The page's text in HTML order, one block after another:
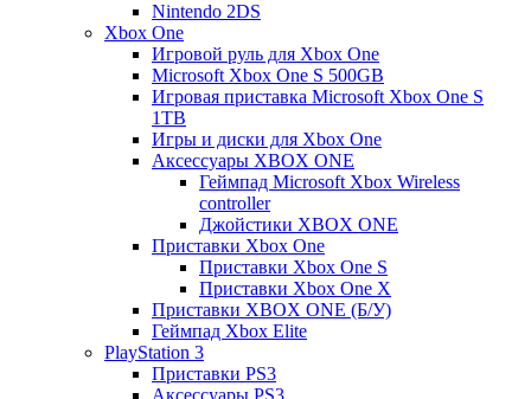
Nintendo 2DS
Xbox One
Игровой руль для Xbox One
Microsoft Xbox One S 500GB
Игровая приставка Microsoft Xbox One S
1TB
Игры и диски для Xbox One
Аксессуары XBOX ONE
Геймпад Microsoft Xbox Wireless
controller
Джойстики XBOX ONE
Приставки Xbox One
Приставки Xbox One S
Приставки Xbox One X
Приставки XBOX ONE (Б/У)
Геймпад Xbox Elite
PlayStation 3
Приставки PS3
Аксессуары PS3